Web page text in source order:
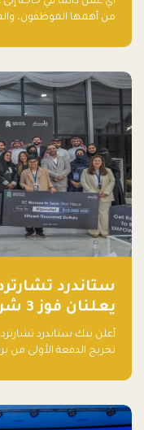
من أهمها الموظفون،
أساسه ذلك العمل.
ستاندرد
والتكنولوجيا”
أعلن بنك ستاندرد
والترفيه التعليمي